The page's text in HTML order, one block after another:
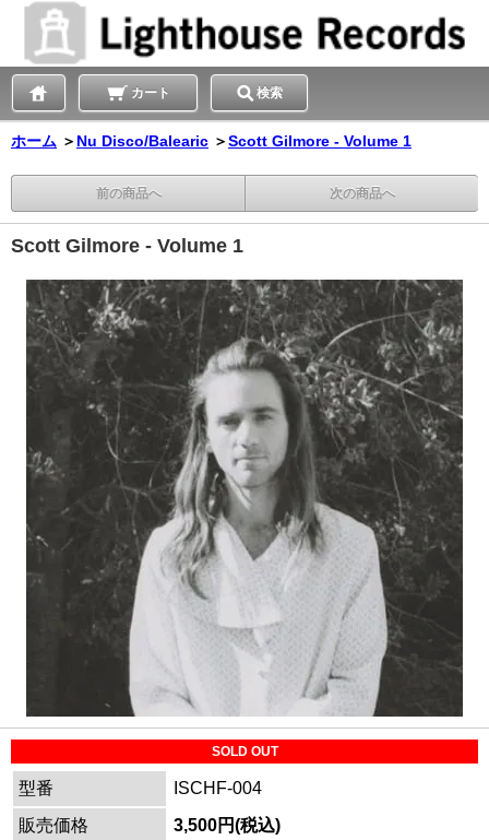
カート 検索
ホーム ＞ Nu Disco/Balearic ＞Scott Gilmore - Volume 1
前の商品へ 次の商品へ
Scott Gilmore - Volume 1
SOLD OUT
型番
ISCHF-004
販売価格
3,500円(税込)